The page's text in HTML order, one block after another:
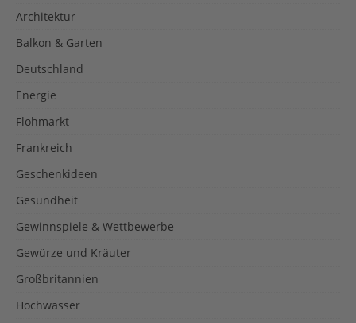
Architektur
Balkon & Garten
Deutschland
Energie
Flohmarkt
Frankreich
Geschenkideen
Gesundheit
Gewinnspiele & Wettbewerbe
Gewürze und Kräuter
Großbritannien
Hochwasser